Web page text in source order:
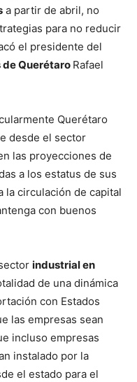
a partir de abril, no
para no reducir
el presidente del
Querétaro Rafael
Querétaro
desde el sector
las proyecciones de
a los estatus de sus
la circulación de capital
con buenos
industrial en
de una dinámica
con Estados
las empresas sean
incluso empresas
instalado por la
el estado para el